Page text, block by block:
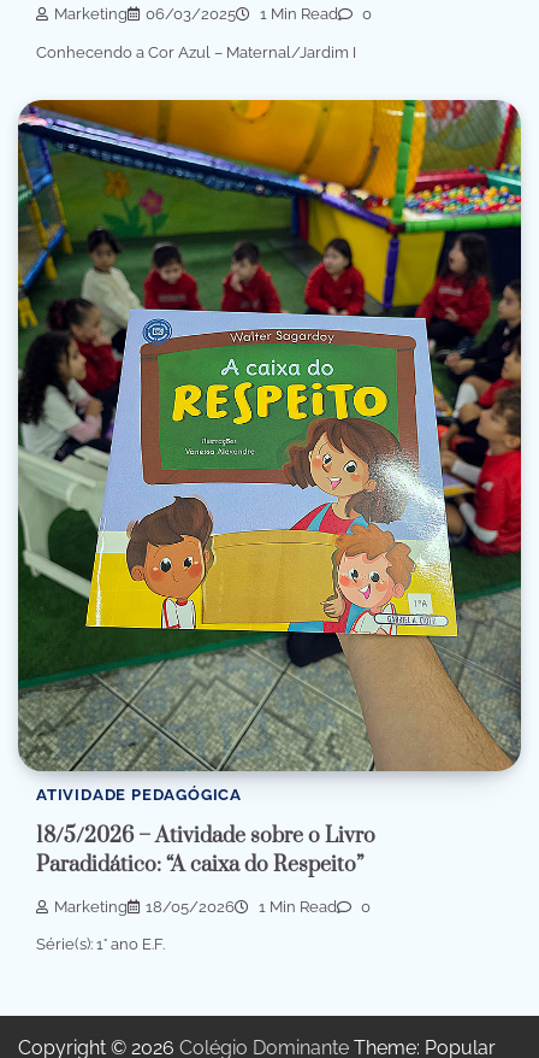
Marketing 06/03/2025 1 Min Read 0
Conhecendo a Cor Azul – Maternal/Jardim I
ATIVIDADE PEDAGÓGICA
18/5/2026 – Atividade sobre o Livro
Paradidático: “A caixa do Respeito”
Marketing 18/05/2026 1 Min Read 0
Série(s): 1° ano E.F.
Copyright © 2026 Colégio Dominante Theme: Popular